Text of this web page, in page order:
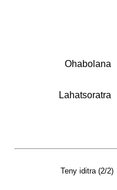
Ohabolana
Lahatsoratra
Teny iditra (2/2)